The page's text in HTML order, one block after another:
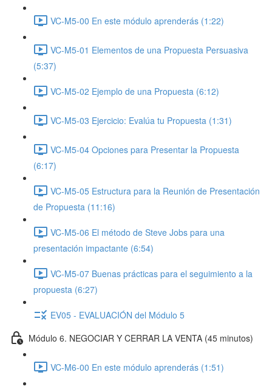
VC-M5-00 En este módulo aprenderás (1:22)
VC-M5-01 Elementos de una Propuesta Persuasiva
(5:37)
VC-M5-02 Ejemplo de una Propuesta (6:12)
VC-M5-03 Ejercicio: Evalúa tu Propuesta (1:31)
VC-M5-04 Opciones para Presentar la Propuesta
(6:17)
VC-M5-05 Estructura para la Reunión de Presentación
de Propuesta (11:16)
VC-M5-06 El método de Steve Jobs para una
presentación impactante (6:54)
VC-M5-07 Buenas prácticas para el seguimiento a la
propuesta (6:27)
EV05 - EVALUACIÓN del Módulo 5
Módulo 6. NEGOCIAR Y CERRAR LA VENTA (45 minutos)
VC-M6-00 En este módulo aprenderás (1:51)